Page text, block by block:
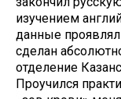
изучением
данные
сделан
отделение
Проучился